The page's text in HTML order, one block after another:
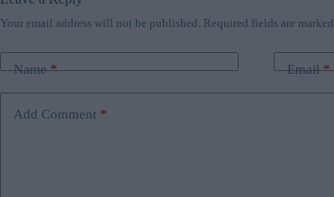
Your email address will not be published. Required fields are marked
Name* Email*
Add Comment *